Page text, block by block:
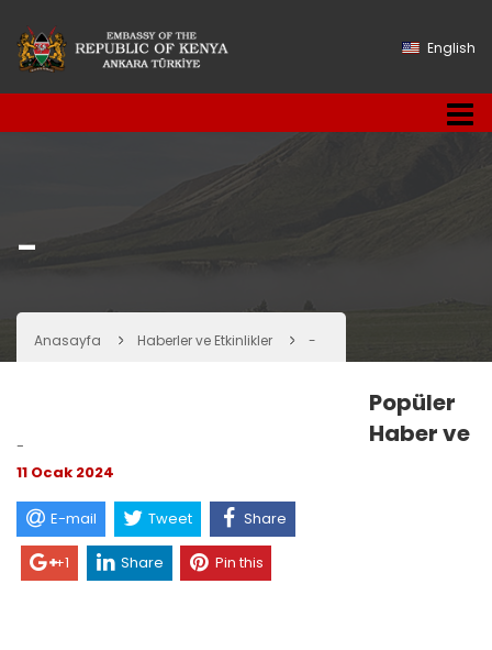
English
-
Anasayfa Haberler ve Etkinlikler -
-
11 Ocak 2024
E-mail Tweet Share
+1 Share Pin this
Popüler
Haber ve